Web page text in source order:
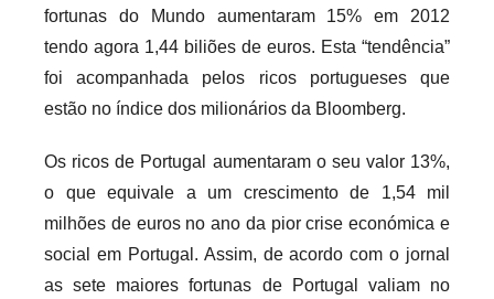
a
r
i
s
i
n
fortunas do Mundo aumentaram 15% em 2012
tendo agora 1,44 biliões de euros. Esta “tendência”
foi acompanhada pelos ricos portugueses que
estão no índice dos milionários da Bloomberg.
Os ricos de Portugal aumentaram o seu valor 13%,
o que equivale a um crescimento de 1,54 mil
milhões de euros no ano da pior crise económica e
social em Portugal. Assim, de acordo com o jornal
as sete maiores fortunas de Portugal valiam no